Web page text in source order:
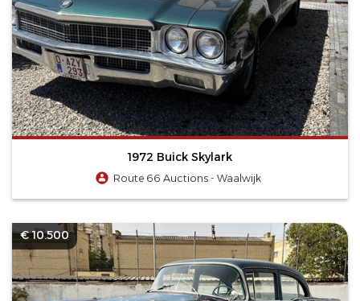
1972 Buick Skylark
Route 66 Auctions - Waalwijk
€ 10.500